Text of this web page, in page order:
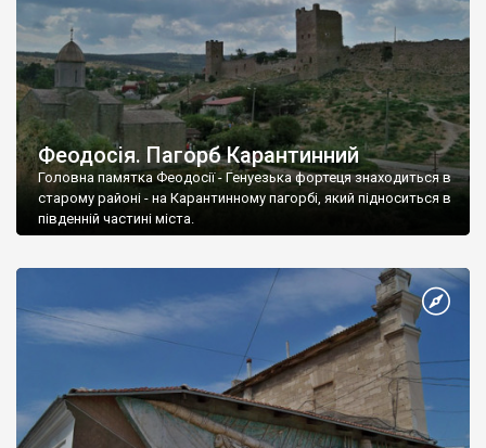
Феодосія. Пагорб Карантинний
Головна памятка Феодосії - Генуезька фортеця знаходиться в
старому районі - на Карантинному пагорбі, який підноситься в
південній частині міста.